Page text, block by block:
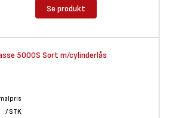
Se produkt
5000S Sort m/cylinderlås
/ STK